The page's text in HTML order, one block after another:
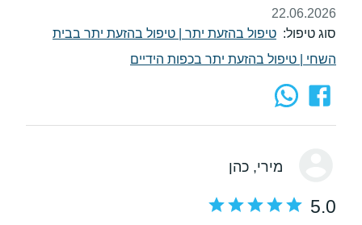
22.06.2026
סוג טיפול: טיפול בהזעת יתר
טיפול בהזעת יתר בבית
השחי
טיפול בהזעת יתר בכפות הידיים
מירי, כהן
5.0